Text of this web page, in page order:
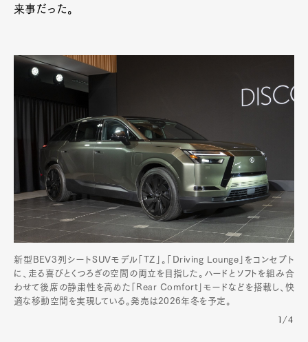
来事だった。
新型BEV3列シートSUVモデル「TZ」。「Driving Lounge」をコンセプト
に、走る喜びとくつろぎの空間の両立を目指した。ハードとソフトを組み合
わせて後席の静粛性を高めた「Rear Comfort」モードなどを搭載し、快
適な移動空間を実現している。発売は2026年冬を予定。
1/4